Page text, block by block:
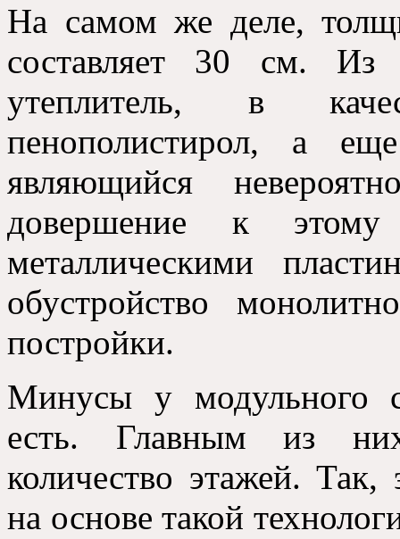
На самом же деле,
составляет 30 см. Из
утеплитель, в
пенополистирол, а еще
являющийся
довершение к
металлическими
обустройство
постройки.
Минусы у модульного
есть. Главным из
количество этажей. Так,
на основе такой